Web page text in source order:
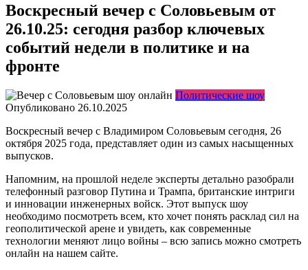
Воскресный вечер с Соловьевым от
26.10.25: сегодня разбор ключевых
событий недели в политике и на
фронте
Политические шоу
Опубликовано 26.10.2025
Воскресный вечер с Владимиром Соловьевым сегодня, 26
октября 2025 года, представляет один из самых насыщенных
выпусков.
Напомним, на прошлой неделе эксперты детально разобрали
телефонный разговор Путина и Трампа, британские интриги
и инновации инженерных войск. Этот выпуск шоу
необходимо посмотреть всем, кто хочет понять расклад сил на
геополитической арене и увидеть, как современные
технологии меняют лицо войны – всю запись можно смотреть
онлайн на нашем сайте.